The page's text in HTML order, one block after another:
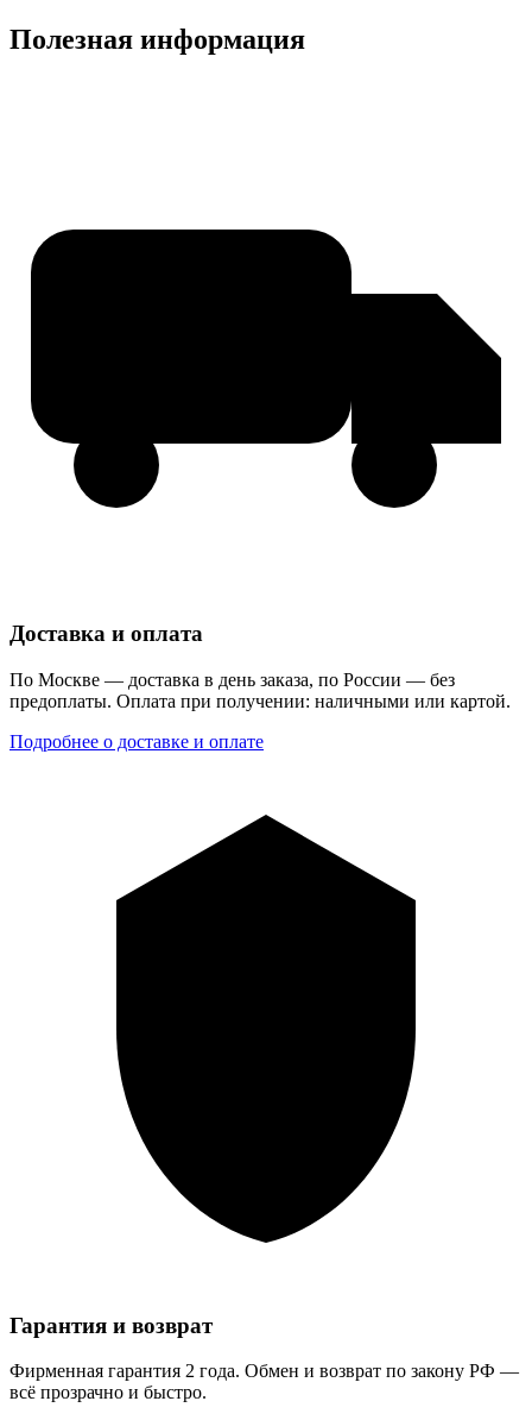
Полезная информация
Доставка и оплата
По Москве — доставка в день заказа, по России — без
предоплаты. Оплата при получении: наличными или картой.
Подробнее о доставке и оплате
Гарантия и возврат
Фирменная гарантия 2 года. Обмен и возврат по закону РФ —
всё прозрачно и быстро.